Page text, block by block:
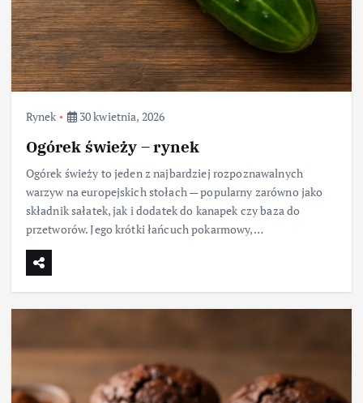
Rynek 30 kwietnia, 2026
Ogórek świeży – rynek
Ogórek świeży to jeden z najbardziej rozpoznawalnych
warzyw na europejskich stołach — popularny zarówno jako
składnik sałatek, jak i dodatek do kanapek czy baza do
przetworów. Jego krótki łańcuch pokarmowy,…